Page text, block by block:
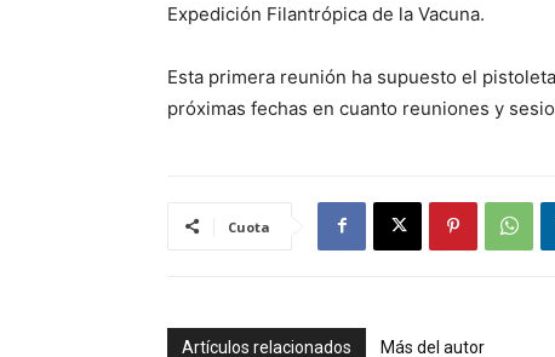
Expedición Filantrópica de la Vacuna.
Esta primera reunión ha supuesto el
próximas fechas en cuanto reuniones y
Cuota
Artículos relacionados Más del autor